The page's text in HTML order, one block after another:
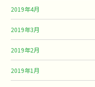
2019年4月
2019年3月
2019年2月
2019年1月